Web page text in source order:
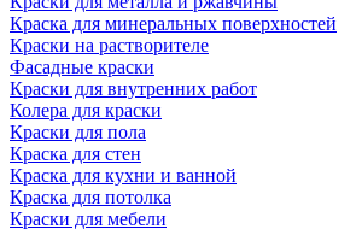
Краска для минеральных поверхностей
Краски на растворителе
Фасадные краски
Краски для внутренних работ
Колера для краски
Краски для пола
Краска для стен
Краска для кухни и ванной
Краска для потолка
Краски для мебели